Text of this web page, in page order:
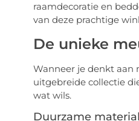
raamdecoratie en
van deze prachtige
De unieke
Wanneer je denkt aan
uitgebreide collectie
wat wils.
Duurzame